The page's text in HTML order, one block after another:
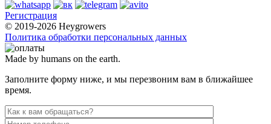
Регистрация
© 2019-2026 Heygrowers
Политика обработки персональных данных
Made by humans on the earth.
Заполните форму ниже, и мы перезвоним вам в ближайшее
время.